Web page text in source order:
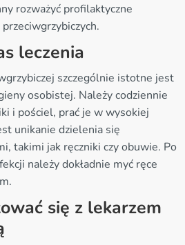
rozważyć profilaktyczne
leczenia
szczególnie istotne jest
osobistej. Należy codziennie
i pościel, prać je w wysokiej
unikanie dzielenia się
takimi jak ręczniki czy obuwie. Po
należy dokładnie myć ręce
się z lekarzem